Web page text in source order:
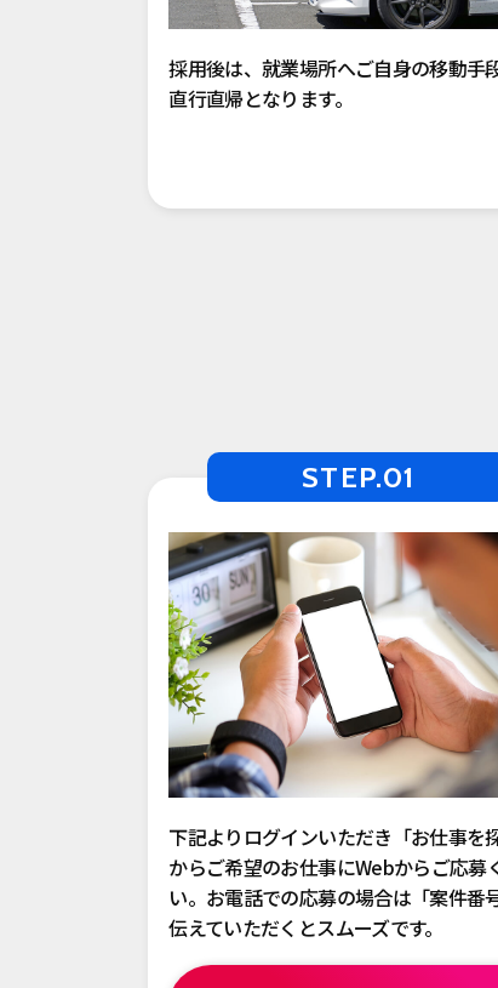
採用後は、就業場所へご自身の移動手
直行直帰となります。
STEP.01
下記よりログインいただき「お仕事を
からご希望のお仕事にWebからご応募
い。お電話での応募の場合は「案件番
伝えていただくとスムーズです。